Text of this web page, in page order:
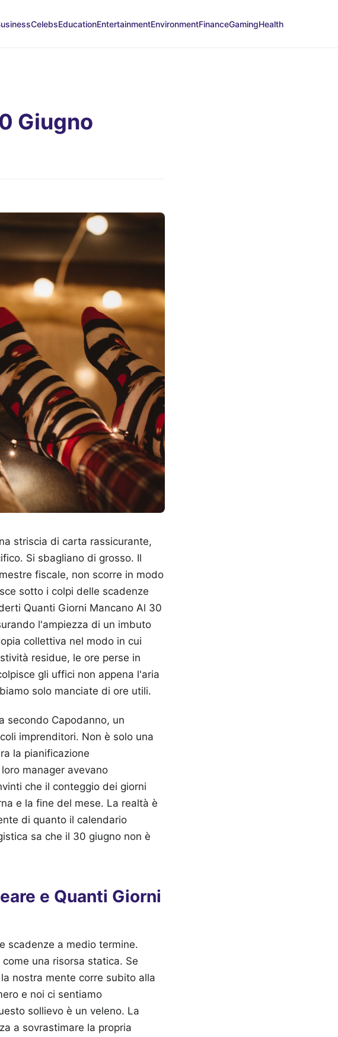
CelebsEducationEntertainmentEnvironmentFinanceGamingHealth
Giugno
striscia di carta rassicurante,
Si sbagliano di grosso. Il
fiscale, non scorre in modo
sotto i colpi delle scadenze
Quanti Giorni Mancano Al 30
l'ampiezza di un imbuto
collettiva nel modo in cui
residue, le ore perse in
gli uffici non appena l'aria
solo manciate di ore utili.
secondo Capodanno, un
imprenditori. Non è solo una
la pianificazione
manager avevano
che il conteggio dei giorni
e la fine del mese. La realtà è
di quanto il calendario
sa che il 30 giugno non è
e Quanti Giorni
scadenze a medio termine.
una risorsa statica. Se
nostra mente corre subito alla
e noi ci sentiamo
sollievo è un veleno. La
a sovrastimare la propria